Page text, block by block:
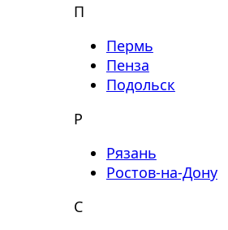
П
Пермь
Пенза
Подольск
Р
Рязань
Ростов-на-Дону
С